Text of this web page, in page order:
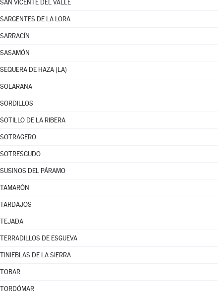
SAN VICENTE DEL VALLE
SARGENTES DE LA LORA
SARRACÍN
SASAMÓN
SEQUERA DE HAZA (LA)
SOLARANA
SORDILLOS
SOTILLO DE LA RIBERA
SOTRAGERO
SOTRESGUDO
SUSINOS DEL PÁRAMO
TAMARÓN
TARDAJOS
TEJADA
TERRADILLOS DE ESGUEVA
TINIEBLAS DE LA SIERRA
TOBAR
TORDÓMAR